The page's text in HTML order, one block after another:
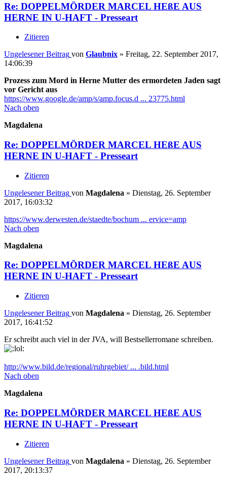
Re: DOPPELMÖRDER MARCEL HEßE AUS
HERNE IN U-HAFT - Presseart
Zitieren
Ungelesener Beitrag von Glaubnix » Freitag, 22. September 2017,
14:06:39
Prozess zum Mord in Herne Mutter des ermordeten Jaden sagt
vor Gericht aus
https://www.google.de/amp/s/amp.focus.d ... 23775.html
Nach oben
Magdalena
Re: DOPPELMÖRDER MARCEL HEßE AUS
HERNE IN U-HAFT - Presseart
Zitieren
Ungelesener Beitrag von Magdalena » Dienstag, 26. September
2017, 16:03:32
https://www.derwesten.de/staedte/bochum ... ervice=amp
Nach oben
Magdalena
Re: DOPPELMÖRDER MARCEL HEßE AUS
HERNE IN U-HAFT - Presseart
Zitieren
Ungelesener Beitrag von Magdalena » Dienstag, 26. September
2017, 16:41:52
Er schreibt auch viel in der JVA, will Bestsellerromane schreiben.
http://www.bild.de/regional/ruhrgebiet/ ... .bild.html
Nach oben
Magdalena
Re: DOPPELMÖRDER MARCEL HEßE AUS
HERNE IN U-HAFT - Presseart
Zitieren
Ungelesener Beitrag von Magdalena » Dienstag, 26. September
2017, 20:13:37